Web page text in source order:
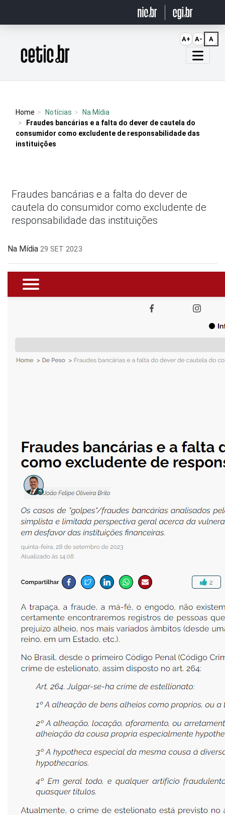
Página inicial
Home Notícias
Na Mídia
Fraudes bancárias e a falta do dever de cautela do
consumidor como excludente de responsabilidade das
instituições
Fraudes bancárias e a falta do dever de
cautela do consumidor como excludente de
responsabilidade das instituições
Na Mídia 29 SET 2023
A+ A- A